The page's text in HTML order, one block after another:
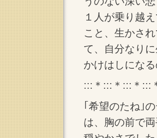
１人が乗り越
こと、生かさ
て、自分なり
かけはしにな
:::＊:::＊:::＊:::
｢希望のたね｣
は、胸の前で